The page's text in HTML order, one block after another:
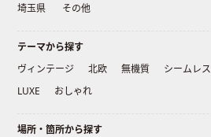
埼玉県
その他
テーマから探す
ヴィンテージ
北欧 無機質 シームレス
LUXE
おしゃれ
場所・箇所から探す